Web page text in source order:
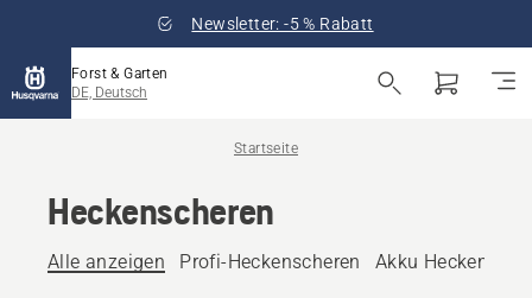
Newsletter: -5 % Rabatt
Forst & Garten
DE, Deutsch
Startseite
Heckenscheren
Alle anzeigen Profi-Heckenscheren Akku